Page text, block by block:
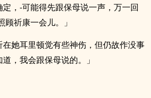
，-可能得先跟保母说一声，万一回
祈康一会儿。」
在她耳里顿觉有些神伤，但仍故作没事
，我会跟保母说的。」